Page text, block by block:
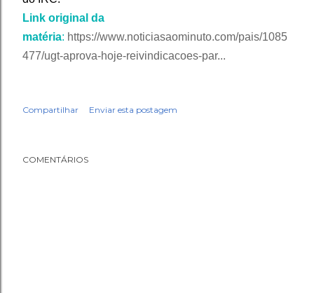
Link original da
matéria: https://www.noticiasaominuto.com/pais/1085
477/ugt-aprova-hoje-reivindicacoes-par...
Compartilhar Enviar esta postagem
COMENTÁRIOS